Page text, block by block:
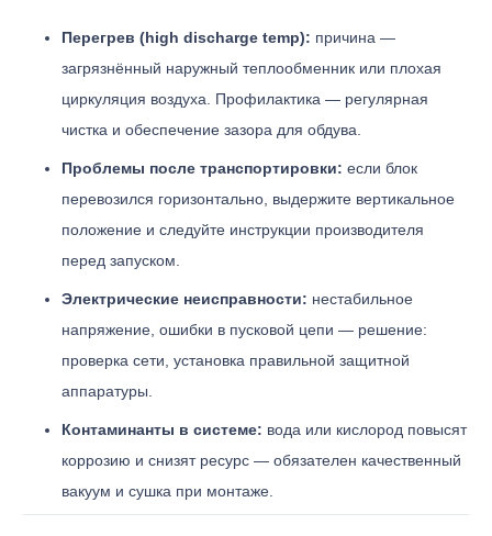
Перегрев (high discharge temp): причина —
загрязнённый наружный теплообменник или плохая
циркуляция воздуха. Профилактика — регулярная
чистка и обеспечение зазора для обдува.
Проблемы после транспортировки: если блок
перевозился горизонтально, выдержите вертикальное
положение и следуйте инструкции производителя
перед запуском.
Электрические неисправности: нестабильное
напряжение, ошибки в пусковой цепи — решение:
проверка сети, установка правильной защитной
аппаратуры.
Контаминанты в системе: вода или кислород повысят
коррозию и снизят ресурс — обязателен качественный
вакуум и сушка при монтаже.